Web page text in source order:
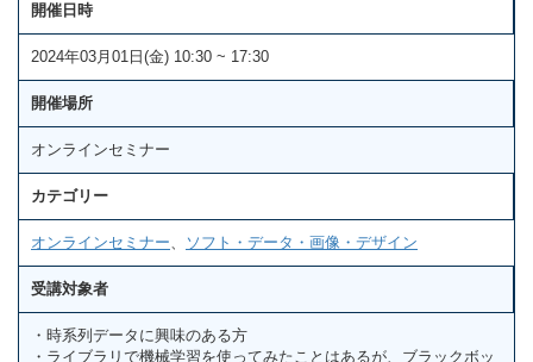
開催日時
2024年03月01日(金) 10:30 ~ 17:30
開催場所
オンラインセミナー
カテゴリー
オンラインセミナー、 ソフト・データ・画像・デザイン
受講対象者
・時系列データに興味のある方
・ライブラリで機械学習を使ってみたことはあるが、ブラックボッ